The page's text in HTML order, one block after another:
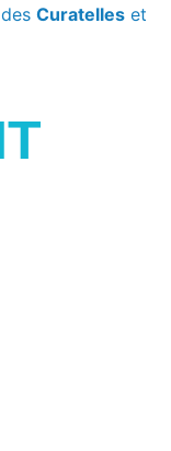
des Curatelles et